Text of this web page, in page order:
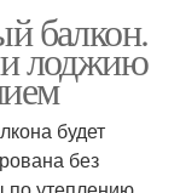
балкон.
лоджию
будет
без